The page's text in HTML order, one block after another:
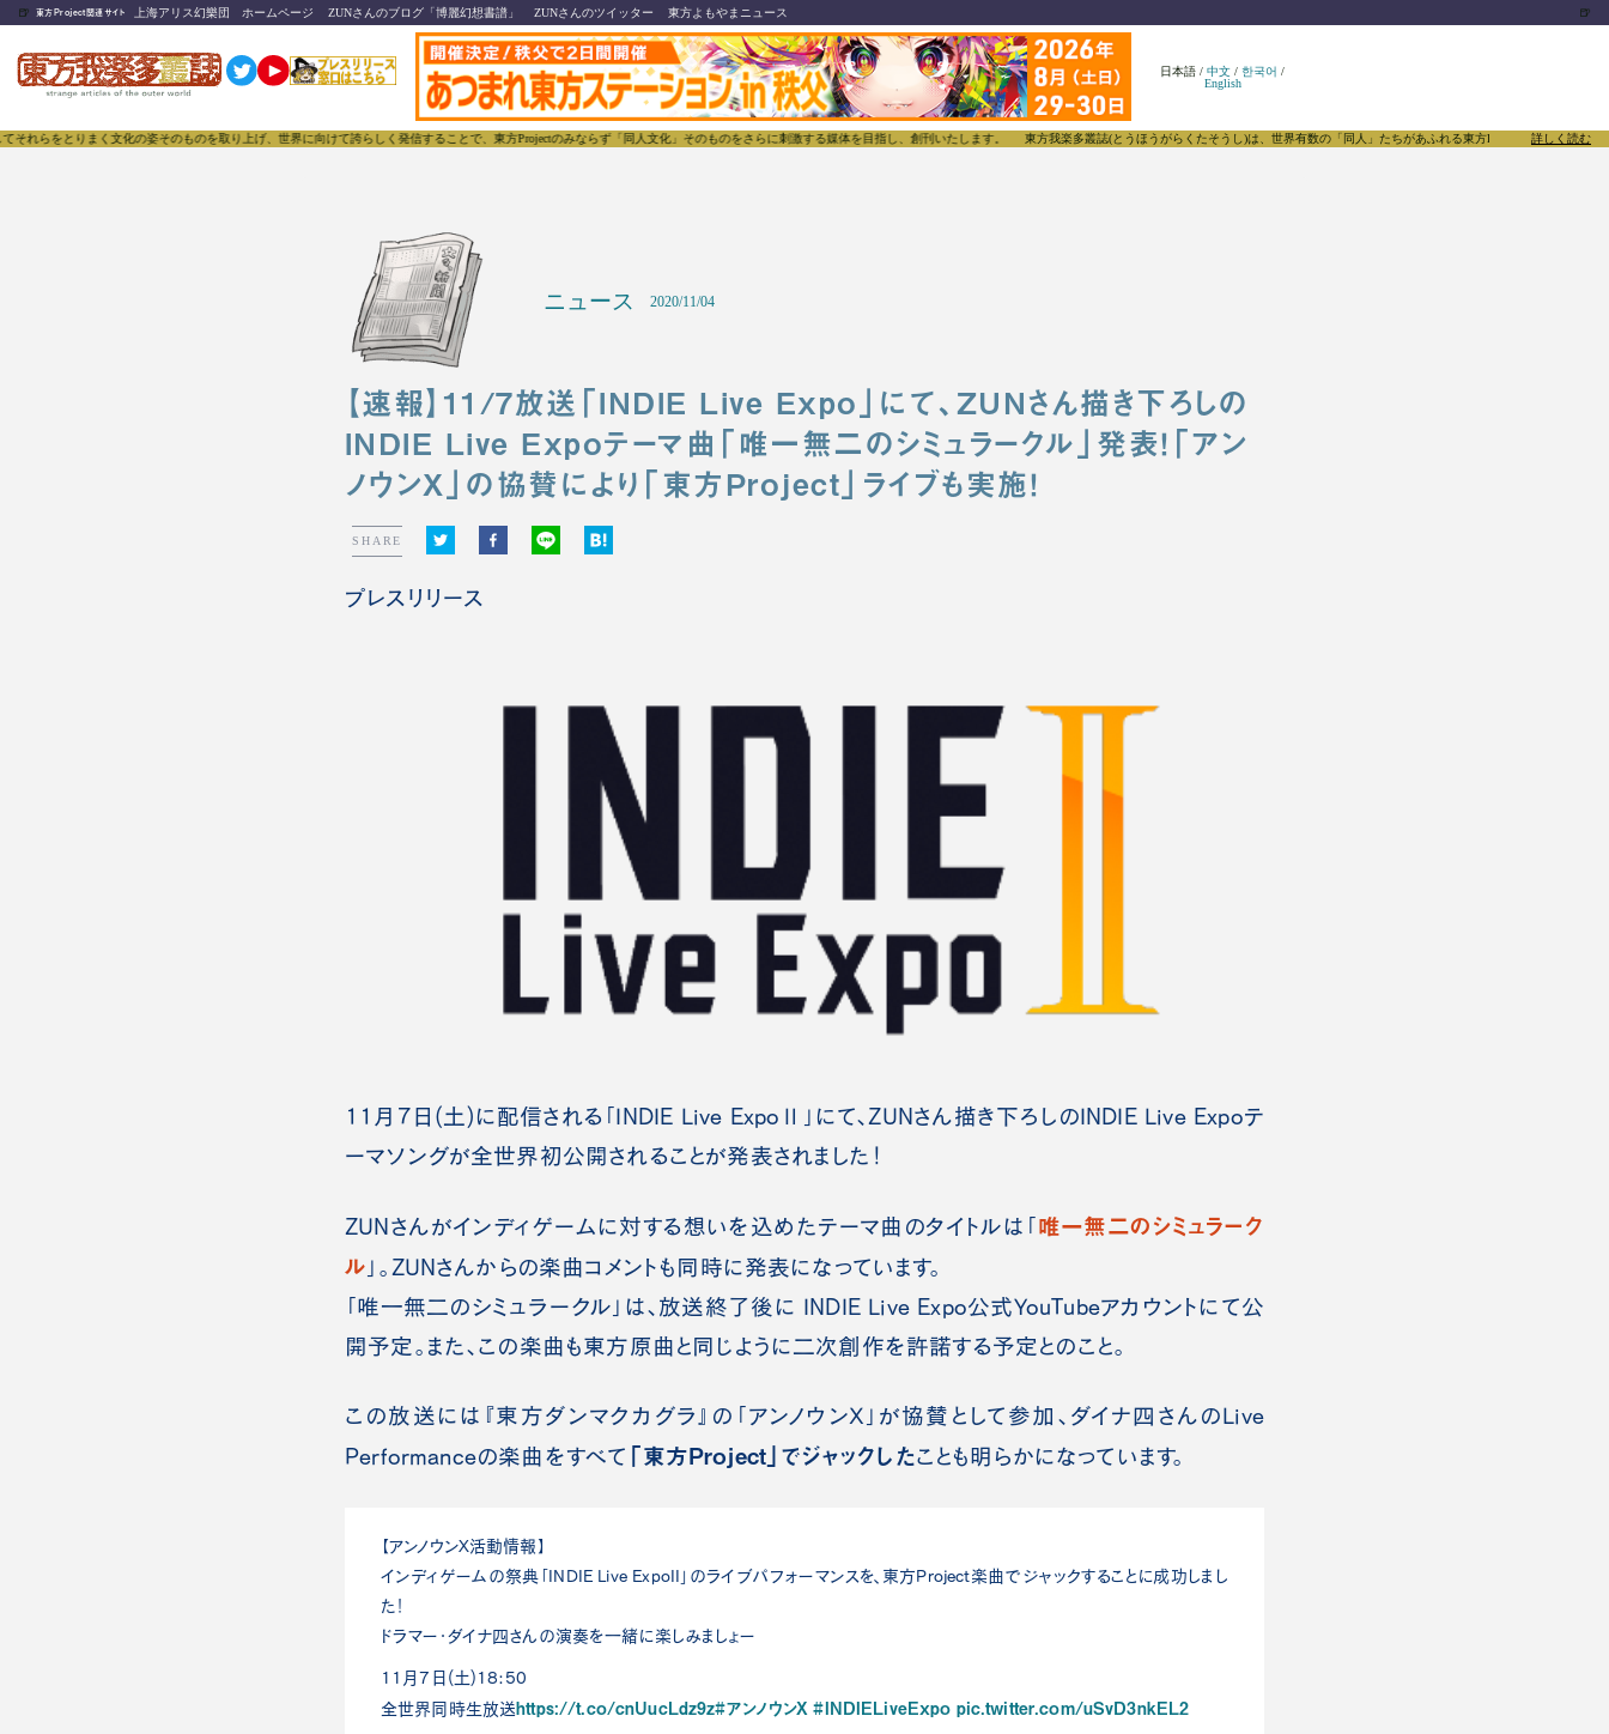
🍺 東方Project関連サイト 上海アリス幻樂団 ホームページ ZUNさんのブログ「博麗幻想書譜」 ZUNさんのツイッター 東方よもやまニュース 🍺
日本語 /中文 /한국어 /
English
く文化の姿そのものを取り上げ、世界に向けて誇らしく発信することで、東方Projectのみならず「同人文化」そのものをさらに刺激する媒体を目指し、創刊いたします。 東方我楽多叢誌(とうほうがらくたそうし)は、世界有数の「同人」たちがあふれる東方Projectについて発信するメディ
詳しく読む
ニュース 2020/11/04
【速報】11/7放送「INDIE Live Expo」にて、ZUNさん描き下ろしの
INDIE Live Expoテーマ曲「唯一無二のシミュラークル」発表！「アン
ノウンX」の協賛により「東方Project」ライブも実施！
SHARE
プレスリリース
11月7日(土)に配信される「INDIE Live ExpoⅡ」にて、ZUNさん描き下ろしのINDIE Live Expoテ
ーマソングが全世界初公開されることが発表されました！
ZUNさんがインディゲームに対する想いを込めたテーマ曲のタイトルは「 唯一無二のシミュラーク
ル 」。ZUNさんからの楽曲コメントも同時に発表になっています。
「唯一無二のシミュラークル」は、放送終了後に INDIE Live Expo公式YouTubeアカウントにて公
開予定。また、この楽曲も東方原曲と同じように二次創作を許諾する予定とのこと。
この放送には『東方ダンマクカグラ』の「アンノウンＸ」が協賛として参加、ダイナ四さんのLive
Performanceの楽曲をすべて 「東方Project」でジャックしたことも明らかになっています。
【アンノウンX活動情報】
インディゲームの祭典「INDIE Live ExpoII」のライブパフォーマンスを、東方Project楽曲でジャックすることに成功しまし
た！
ドラマー・ダイナ四さんの演奏を一緒に楽しみましょー
11月7日(土)18:50
全世界同時生放送https://t.co/cnUucLdz9z#アンノウンX #INDIELiveExpo pic.twitter.com/uSvD3nkEL2